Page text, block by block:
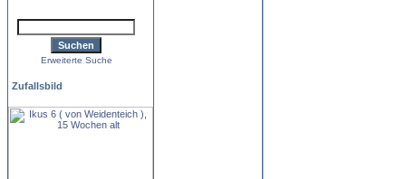
Erweiterte Suche
Zufallsbild